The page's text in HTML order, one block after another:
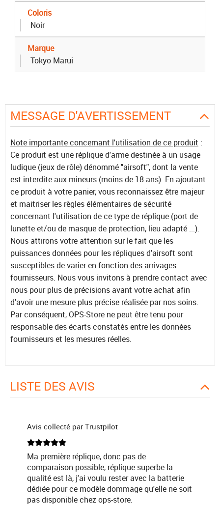
Coloris
Noir
Marque
Tokyo Marui
MESSAGE D'AVERTISSEMENT
Note importante concernant l'utilisation de ce produit :
Ce produit est une réplique d'arme destinée à un usage
ludique (jeux de rôle) dénommé "airsoft", dont la vente
est interdite aux mineurs (moins de 18 ans). En ajoutant
ce produit à votre panier, vous reconnaissez être majeur
et maitriser les règles élémentaires de sécurité
concernant l'utilisation de ce type de réplique (port de
lunette et/ou de masque de protection, lieu adapté ...).
Nous attirons votre attention sur le fait que les
puissances données pour les répliques d'airsoft sont
susceptibles de varier en fonction des arrivages
fournisseurs. Nous vous invitons à prendre contact avec
nous pour plus de précisions avant votre achat afin
d'avoir une mesure plus précise réalisée par nos soins.
Par conséquent, OPS-Store ne peut être tenu pour
responsable des écarts constatés entre les données
fournisseurs et les mesures réelles.
LISTE DES AVIS
Avis collecté par Trustpilot
Ma première réplique, donc pas de
comparaison possible, réplique superbe la
qualité est là, j'ai voulu rester avec la batterie
dédiée pour ce modèle dommage qu'elle ne soit
pas disponible chez ops-store.